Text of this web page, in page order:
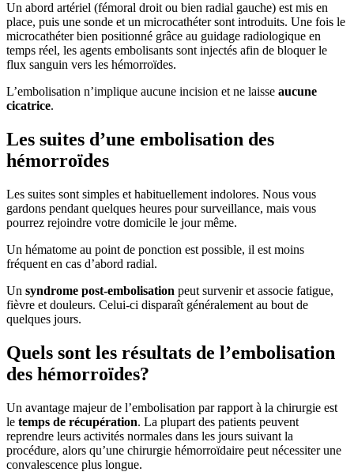
Un abord artériel (fémoral droit ou bien radial gauche) est mis en
place, puis une sonde et un microcathéter sont introduits. Une fois le
microcathéter bien positionné grâce au guidage radiologique en
temps réel, les agents embolisants sont injectés afin de bloquer le
flux sanguin vers les hémorroïdes.
L’embolisation n’implique aucune incision et ne laisse aucune
cicatrice.
Les suites d’une embolisation des
hémorroïdes
Les suites sont simples et habituellement indolores. Nous vous
gardons pendant quelques heures pour surveillance, mais vous
pourrez rejoindre votre domicile le jour même.
Un hématome au point de ponction est possible, il est moins
fréquent en cas d’abord radial.
Un syndrome post-embolisation peut survenir et associe fatigue,
fièvre et douleurs. Celui-ci disparaît généralement au bout de
quelques jours.
Quels sont les résultats de l’embolisation
des hémorroïdes?
Un avantage majeur de l’embolisation par rapport à la chirurgie est
le temps de récupération. La plupart des patients peuvent
reprendre leurs activités normales dans les jours suivant la
procédure, alors qu’une chirurgie hémorroïdaire peut nécessiter une
convalescence plus longue.